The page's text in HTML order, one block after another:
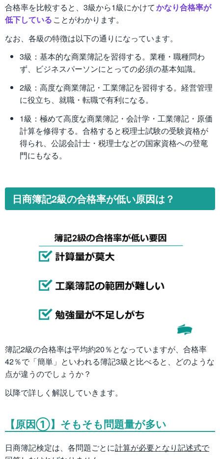
合格率を比較すると、3級から1級にかけてかなり合格率が
低下している ことがわかります。
なお、各級の特徴は以下の通りになっています。
3級：基本的な商業簿記を習得する。業種・職種問わ
ず、ビジネスパーソンにとっての必須の基本知識。
2級：高度な商業簿記・工業簿記を習得する。経営管理
に役立ち、就職・転職で有利になる。
1級：極めて高度な商業簿記・会計学・工業簿記・原価
計算を修得する。合格すると税理士試験の受験資格が
得られ、公認会計士・税理士などの国家資格への登竜
門にもなる。
日商簿記2級の合格率が低い原因は？
簿記2級の合格率は平均約20％となっていますが、合格率
42％で「簡単」といわれる簿記3級と比べると、どのような
点が違うのでしょうか？
以降で詳しく解説していきます。
【原因①】そもそも問題量が多い
日商簿記検定は、各問題ごとに計算が必要となり記述式で